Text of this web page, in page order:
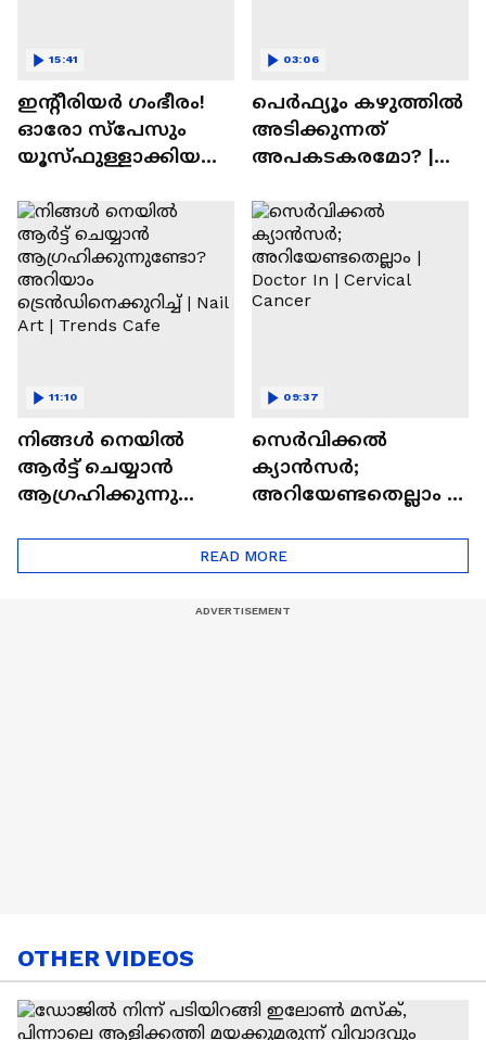
ഇന്റീരിയർ ഗംഭീരം!
ഓരോ സ്‌പേസും
യൂസ്ഫുള്ളാക്കിയ
15:41
പെർഫ്യൂം കഴുത്തിൽ
അടിക്കുന്നത്
അപകടകരമോ? |
03:06
നിങ്ങൾ നെയിൽ
ആർട്ട് ചെയ്യാൻ
ആഗ്രഹിക്കുന്നുണ്ടോ
ട്രെൻഡിനെക്കുറിച്ച് |
Nail Art | Trends Cafe
11:10
സെർവിക്കൽ
ക്യാൻസർ;
അറിയേണ്ടതെല്ലാം |
Cancer
09:37
READ MORE
OTHER VIDEOS